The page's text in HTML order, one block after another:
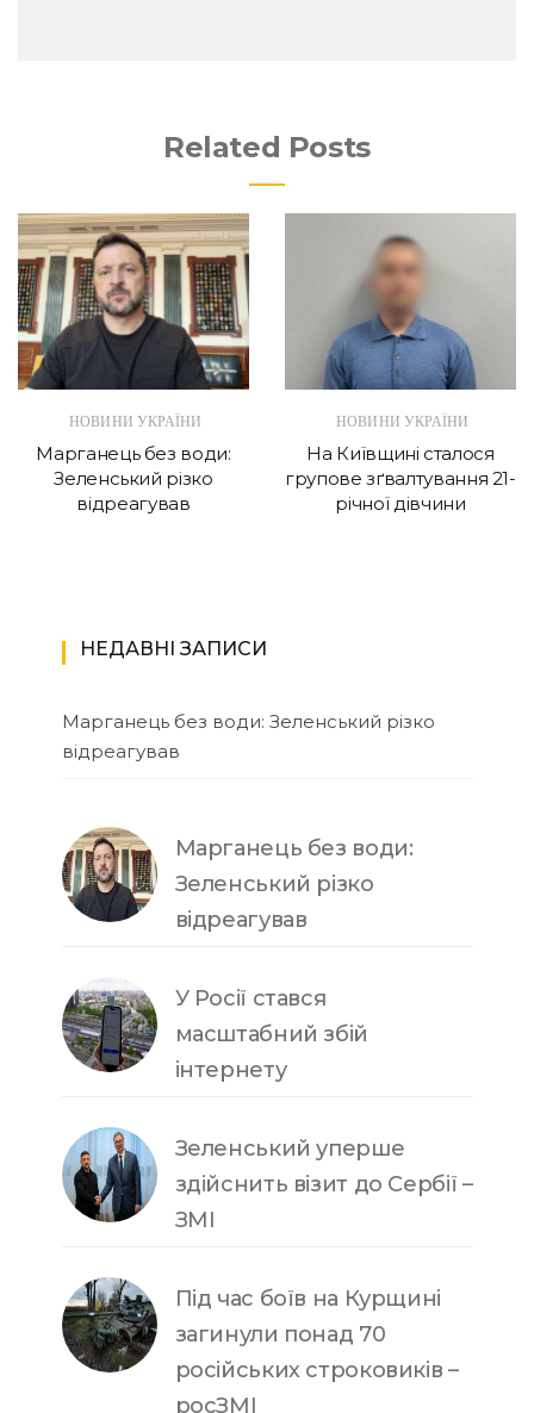
Related Posts
НОВИНИ УКРАЇНИ
Марганець без води:
Зеленський різко
відреагував
НОВИНИ УКРАЇНИ
На Київщині сталося
групове зґвалтування 21-
річної дівчини
НЕДАВНІ ЗАПИСИ
Марганець без води: Зеленський різко
відреагував
Марганець без води:
Зеленський різко
відреагував
У Росії стався
масштабний збій
інтернету
Зеленський уперше
здійснить візит до Сербії –
ЗМІ
Під час боїв на Курщині
загинули понад 70
російських строковиків –
росЗМІ